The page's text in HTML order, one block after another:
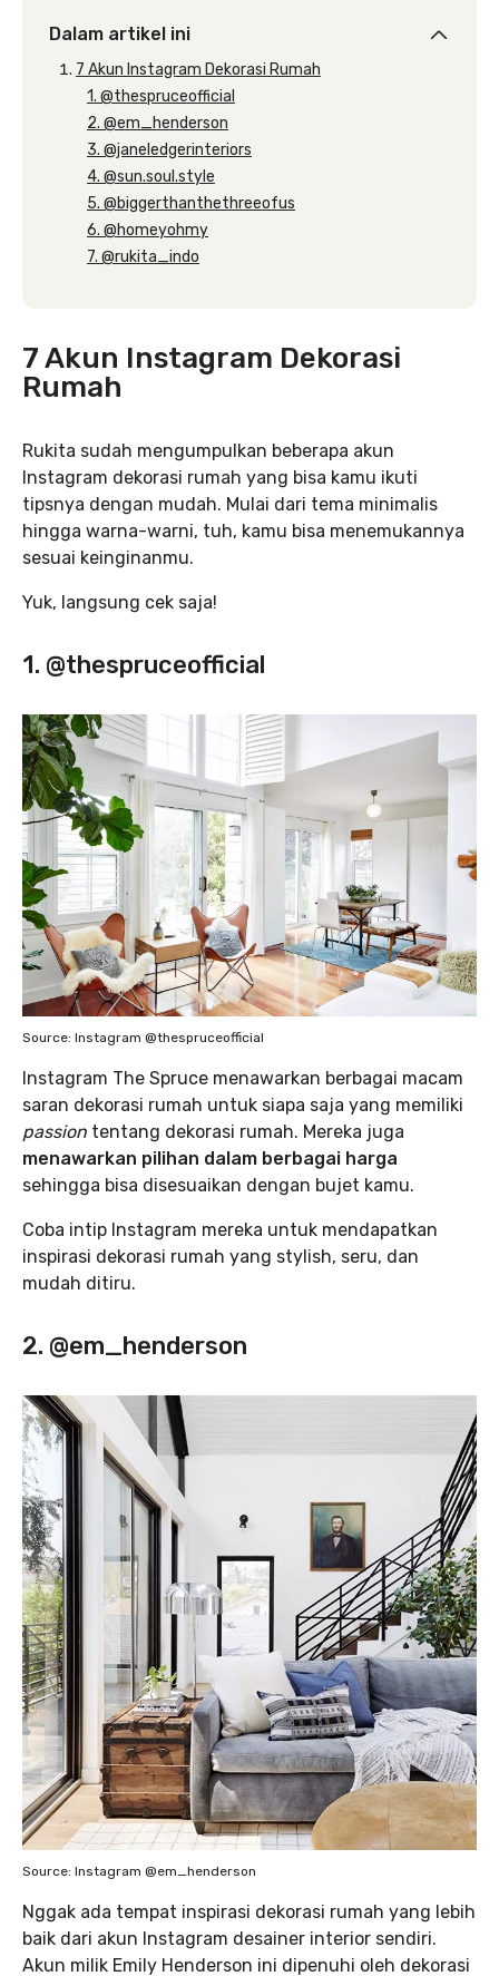
Dalam artikel ini
7 Akun Instagram Dekorasi Rumah
1. @thespruceofficial
2. @em_henderson
3. @janeledgerinteriors
4. @sun.soul.style
5. @biggerthanthethreeofus
6. @homeyohmy
7. @rukita_indo
7 Akun Instagram Dekorasi
Rumah
Rukita sudah mengumpulkan beberapa akun
Instagram dekorasi rumah yang bisa kamu ikuti
tipsnya dengan mudah. Mulai dari tema minimalis
hingga warna-warni, tuh, kamu bisa menemukannya
sesuai keinginanmu.
Yuk, langsung cek saja!
1. @thespruceofficial
Source: Instagram @thespruceofficial
Instagram The Spruce menawarkan berbagai macam
saran dekorasi rumah untuk siapa saja yang memiliki
passion tentang dekorasi rumah. Mereka juga
menawarkan pilihan dalam berbagai harga
sehingga bisa disesuaikan dengan bujet kamu.
Coba intip Instagram mereka untuk mendapatkan
inspirasi dekorasi rumah yang stylish, seru, dan
mudah ditiru.
2. @em_henderson
Source: Instagram @em_henderson
Nggak ada tempat inspirasi dekorasi rumah yang lebih
baik dari akun Instagram desainer interior sendiri.
Akun milik Emily Henderson ini dipenuhi oleh dekorasi